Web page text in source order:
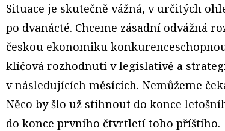
Situace je skutečně vážná, v určitých
po dvanácté. Chceme zásadní odvážná
českou ekonomiku
klíčová rozhodnutí v legislativě a
v následujících měsících. Nemůžeme
Něco by šlo už stihnout do konce
do konce prvního čtvrtletí toho příštího.